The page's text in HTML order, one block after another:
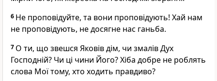
6 Не проповідуйте, та вони проповідують! Хай нам
не проповідують, не досягне нас ганьба.
7 О ти, що звешся Яковів дім, чи змалів Дух
Господній? Чи ці чини Його? Хіба добре не роблять
слова Мої тому, хто ходить правдиво?